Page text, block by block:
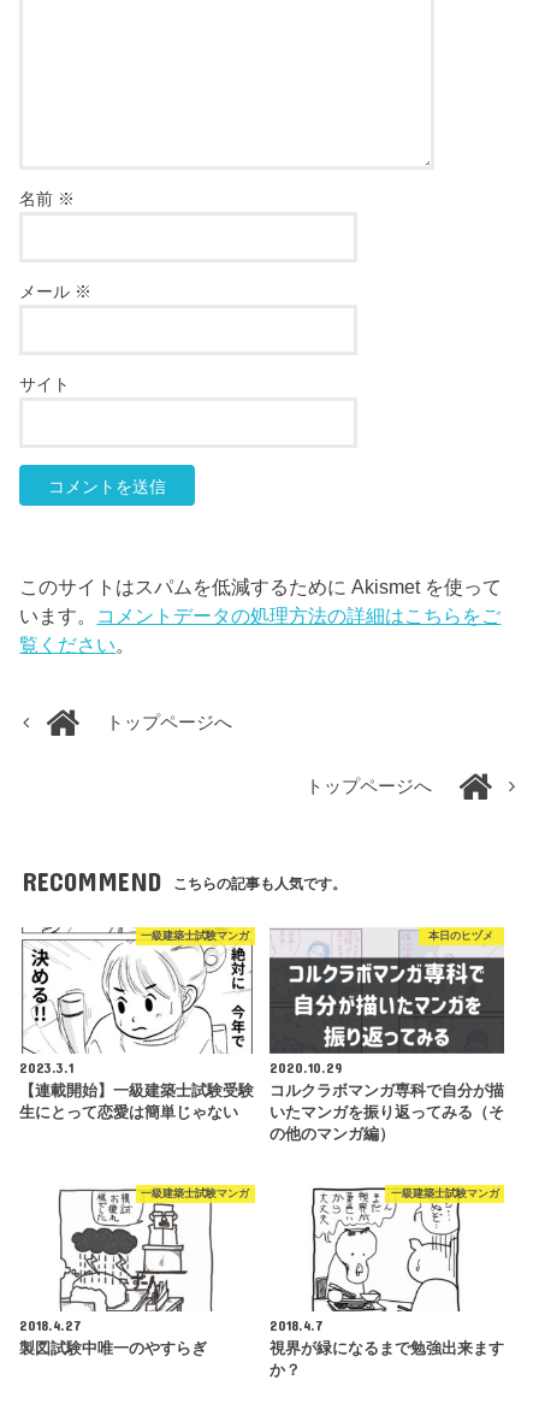
名前 ※
メール ※
サイト
このサイトはスパムを低減するために Akismet を使って
います。 コメントデータの処理方法の詳細はこちらをご
覧ください。
トップページへ
トップページへ
RECOMMEND こちらの記事も人気です。
一級建築士試験マンガ
2023.3.1
【連載開始】一級建築士試験受験
生にとって恋愛は簡単じゃない
本日のヒヅメ
2020.10.29
コルクラボマンガ専科で自分が描
いたマンガを振り返ってみる（そ
の他のマンガ編）
一級建築士試験マンガ
2018.4.27
製図試験中唯一のやすらぎ
一級建築士試験マンガ
2018.4.7
視界が緑になるまで勉強出来ます
か？